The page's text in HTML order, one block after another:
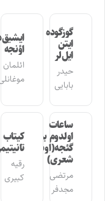
گوزگوده
ایتن
ایل‌لر
حیدر
بابایی
اؤنجه
ائلمان
ساعات
اولدوم بیر
گئجه(اوشاق
شعری)
مرتضی
مجدفر
کیتاب
رقیه
کبیری